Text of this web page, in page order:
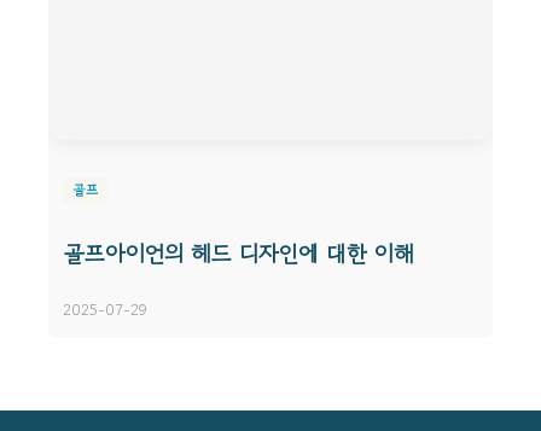
골프
골프아이언의 헤드 디자인에 대한 이해
2025-07-29